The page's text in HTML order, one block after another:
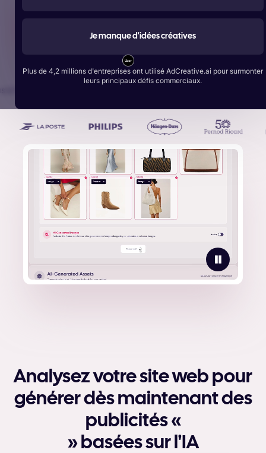
Je manque d'idées créatives
Plus de 4,2 millions d'entreprises ont utilisé AdCreative.ai pour surmonter
leurs principaux défis commerciaux.
Essayer gratuitement maintenant
Démarrer gratuitement avec Google
Analysez votre site web pour
générer dès maintenant des
publicités «
» basées sur l'IA